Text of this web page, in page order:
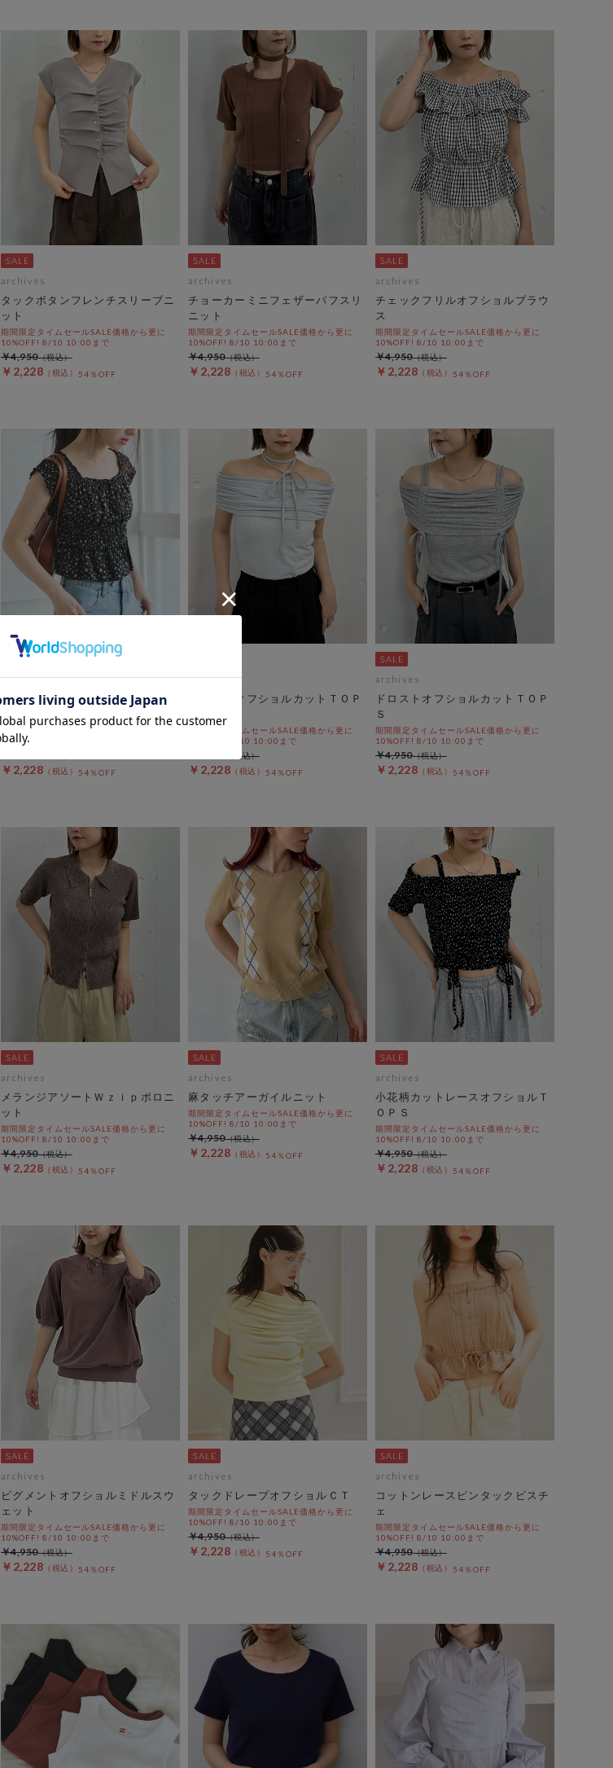
archives
タックボタンフレンチスリーブニ
ット
期間限定タイムセールSALE価格から更に
10%OFF! 8/10 10:00まで
￥2,228 54％OFF
￥4,950
archives
チョーカーミニフェザーパフスリ
ニット
期間限定タイムセールSALE価格から更に
10%OFF! 8/10 10:00まで
￥2,228 54％OFF
￥4,950
archives
チェックフリルオフショルブラウ
ス
期間限定タイムセールSALE価格から更に
10%OFF! 8/10 10:00まで
￥2,228 54％OFF
￥4,950
archives
花柄シャーリングオフショルブラ
ウス
期間限定タイムセールSALE価格から更に
10%OFF! 8/10 10:00まで
￥2,228 54％OFF
archives
ギャザーオフショルカットＴＯＰ
期間限定タイムセールSALE価格から更に
10%OFF! 8/10 10:00まで
￥2,228 54％OFF
archives
ドロストオフショルカットＴＯＰ
Ｓ
期間限定タイムセールSALE価格から更に
10%OFF! 8/10 10:00まで
￥2,228 54％OFF
￥4,950
archives
メランジアソートＷｚｉｐポロニ
ット
期間限定タイムセールSALE価格から更に
10%OFF! 8/10 10:00まで
￥2,228 54％OFF
￥4,950
archives
麻タッチアーガイルニット
期間限定タイムセールSALE価格から更に
10%OFF! 8/10 10:00まで
￥2,228 54％OFF
￥4,950
archives
小花柄カットレースオフショルＴ
ＯＰＳ
期間限定タイムセールSALE価格から更に
10%OFF! 8/10 10:00まで
￥2,228 54％OFF
￥4,950
archives
ピグメントオフショルミドルスウ
ェット
期間限定タイムセールSALE価格から更に
10%OFF! 8/10 10:00まで
￥2,228 54％OFF
￥4,950
archives
タックドレープオフショルＣＴ
期間限定タイムセールSALE価格から更に
10%OFF! 8/10 10:00まで
￥2,228 54％OFF
￥4,950
archives
コットンレースピンタックビスチ
ェ
期間限定タイムセールSALE価格から更に
10%OFF! 8/10 10:00まで
￥2,228 54％OFF
￥4,950